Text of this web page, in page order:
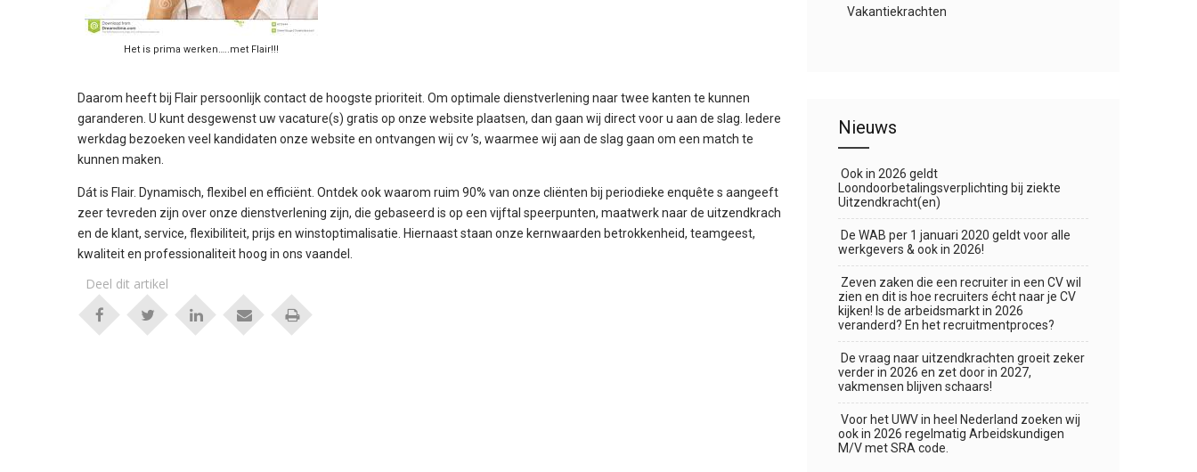
Het is prima werken…..met Flair!!!
Daarom heeft bij Flair persoonlijk contact de hoogste prioriteit. Om optimale dienstverlening naar twee kanten te kunnen
garanderen. U kunt desgewenst uw vacature(s) gratis op onze website plaatsen, dan gaan wij direct voor u aan de slag. Iedere
werkdag bezoeken veel kandidaten onze website en ontvangen wij cv ’s, waarmee wij aan de slag gaan om een match te
kunnen maken.
Dát is Flair. Dynamisch, flexibel en efficiënt. Ontdek ook waarom ruim 90% van onze cliënten bij periodieke enquête s aangeeft
zeer tevreden zijn over onze dienstverlening zijn, die gebaseerd is op een vijftal speerpunten, maatwerk naar de uitzendkrach
en de klant, service, flexibiliteit, prijs en winstoptimalisatie. Hiernaast staan onze kernwaarden betrokkenheid, teamgeest,
kwaliteit en professionaliteit hoog in ons vaandel.
Deel dit artikel
Vakantiekrachten
Nieuws
Ook in 2026 geldt
Loondoorbetalingsverplichting bij ziekte
Uitzendkracht(en)
De WAB per 1 januari 2020 geldt voor alle
werkgevers & ook in 2026!
Zeven zaken die een recruiter in een CV wil
zien en dit is hoe recruiters écht naar je CV
kijken! Is de arbeidsmarkt in 2026
veranderd? En het recruitmentproces?
De vraag naar uitzendkrachten groeit zeker
verder in 2026 en zet door in 2027,
vakmensen blijven schaars!
Voor het UWV in heel Nederland zoeken wij
ook in 2026 regelmatig Arbeidskundigen
M/V met SRA code.